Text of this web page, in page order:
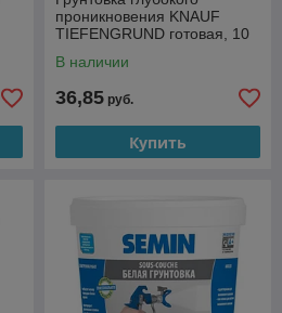
проникновения KNAUF
TIEFENGRUND готовая, 10
В наличии
36,85 руб.
Купить